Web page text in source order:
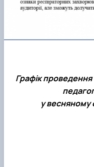
Графік проведення
у весняному